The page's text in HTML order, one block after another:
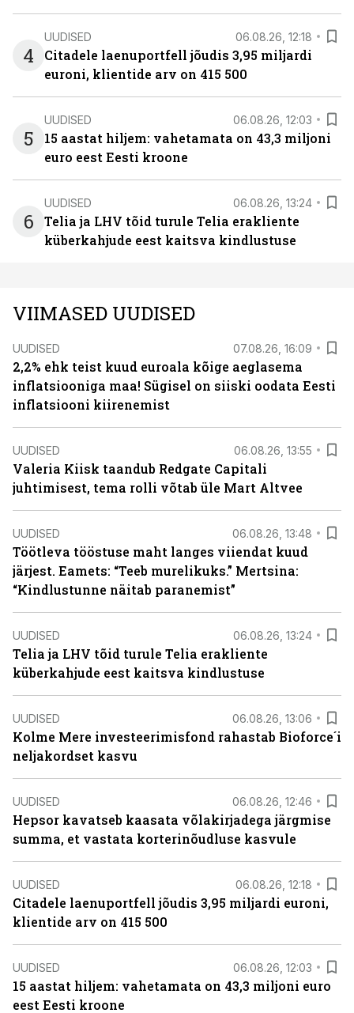
4
UUDISED 06.08.26, 12:18
Citadele laenuportfell jõudis 3,95 miljardi
euroni, klientide arv on 415 500
5
UUDISED 06.08.26, 12:03
15 aastat hiljem: vahetamata on 43,3 miljoni
euro eest Eesti kroone
6
UUDISED 06.08.26, 13:24
Telia ja LHV tõid turule Telia erakliente
küberkahjude eest kaitsva kindlustuse
VIIMASED UUDISED
UUDISED 07.08.26, 16:09
2,2% ehk teist kuud euroala kõige aeglasema
inflatsiooniga maa! Sügisel on siiski oodata Eesti
inflatsiooni kiirenemist
UUDISED 06.08.26, 13:55
Valeria Kiisk taandub Redgate Capitali
juhtimisest, tema rolli võtab üle Mart Altvee
UUDISED 06.08.26, 13:48
Töötleva tööstuse maht langes viiendat kuud
järjest. Eamets: “Teeb murelikuks.” Mertsina:
“Kindlustunne näitab paranemist”
UUDISED 06.08.26, 13:24
Telia ja LHV tõid turule Telia erakliente
küberkahjude eest kaitsva kindlustuse
UUDISED 06.08.26, 13:06
Kolme Mere investeerimisfond rahastab Bioforce´i
neljakordset kasvu
UUDISED 06.08.26, 12:46
Hepsor kavatseb kaasata võlakirjadega järgmise
summa, et vastata korterinõudluse kasvule
UUDISED 06.08.26, 12:18
Citadele laenuportfell jõudis 3,95 miljardi euroni,
klientide arv on 415 500
UUDISED 06.08.26, 12:03
15 aastat hiljem: vahetamata on 43,3 miljoni euro
eest Eesti kroone